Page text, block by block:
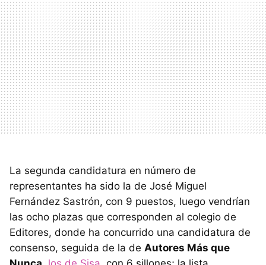
La segunda candidatura en número de
representantes ha sido la de José Miguel
Fernández Sastrón, con 9 puestos, luego vendrían
las ocho plazas que corresponden al colegio de
Editores, donde ha concurrido una candidatura de
consenso, seguida de la de Autores Más que